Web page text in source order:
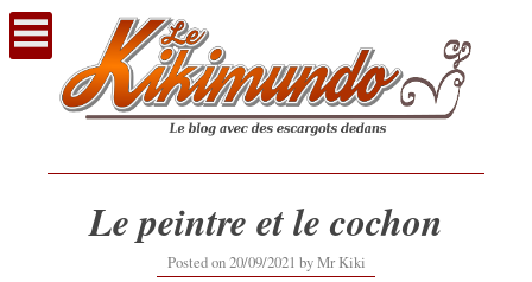
Voir
contenu
Le peintre et le cochon
Posted on20/09/2021 21/09/2021
byMr Kiki